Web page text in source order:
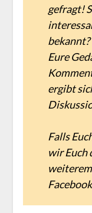
gefragt!
Eure
ergibt
Falls
wir Euch